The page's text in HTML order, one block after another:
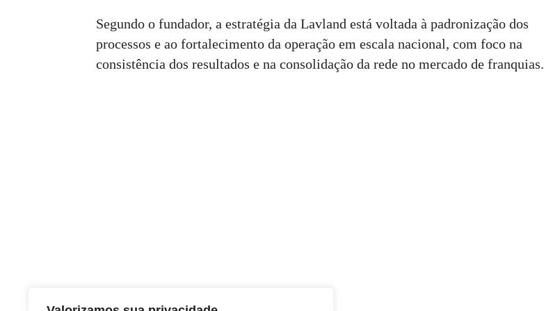
Segundo o fundador, a estratégia da Lavland está voltada à padronização dos
processos e ao fortalecimento da operação em escala nacional, com foco na
consistência dos resultados e na consolidação da rede no mercado de franquias.